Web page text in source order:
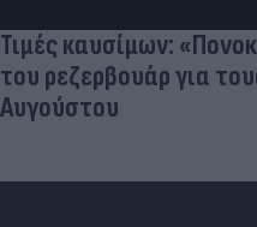
Τιμές καυσίμων:
του ρεζερβουάρ για
Αυγούστου